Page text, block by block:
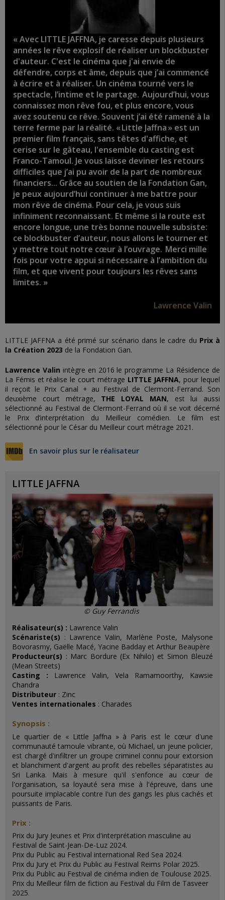
« Avec LITTLE JAFFNA, je caresse depuis plusieurs
années le rêve explosif de réaliser un blockbuster
d'auteur. C'est le cinéma que j'ai envie de
défendre, corps et âme, depuis que j’ai commencé
à écrire et à réaliser. Un cinéma tourné vers le
spectacle, l’intime et le partage. Aujourd’hui, vous
connaissez mon rêve fou, et plus encore, vous
avez soutenu ce rêve. Souvent j’ai été ramené à la
terre ferme par la réalité. « Little Jaffna » est un
premier film français, sans têtes d'affiche, et
cerise sur le gâteau, l'ensemble du casting est
Franco-Tamoul. Je vous laisse deviner les retours
difficiles que j’ai pu avoir de la part de nombreux
financiers… Grâce au soutien de la Fondation Gan,
je peux aujourd’hui continuer à me battre pour
mon rêve de cinéma. Pour cela, je vous suis
infiniment reconnaissant. Et même si la route est
encore longue, une très bonne nouvelle subsiste:
ce blockbuster d’auteur, nous allons le tourner et
y mettre tout notre cœur à l’ouvrage. Merci mille
fois pour votre appui si nécessaire à l’ambition du
film, et que vivent pour toujours les rêves sans
limites. »
Lawrence Valin
LITTLE JAFFNA a été primé sur scénario dans le cadre du Prix à
la Création 2023 de la Fondation Gan.
Lawrence Valin intègre en 2016 le programme La Résidence de
La Fémis et réalise le court métrage LITTLE JAFFNA, pour lequel
il reçoit le Prix Canal + au Festival de Clermont-Ferrand. Son
deuxième court métrage, THE LOYAL MAN, est lui aussi
sélectionné au Festival de Clermont-Ferrand où il se voit décerné
le Prix d’interprétation du Meilleur comédien. Le film est
sélectionné pour le César du Meilleur court métrage 2021.
En savoir plus sur le réalisateur
LITTLE JAFFNA
© Guy Ferrandis
Réalisateur(s) : Lawrence Valin
Scénariste(s) : Lawrence Valin, Marlène Poste, Malysone
Bovorasmy, Gaëlle Macé, Yacine Badday et Arthur Beaupère
Producteur(s) : Marc Bordure (Ex Nihilo) et Simon Bleuzé
(Mean Streets)
Casting : Lawrence Valin, Vela Ramamoorthy, Kawsie
Chandra
Distributeur : Zinc
Ventes internationales : Charades
Synopsis :
Le quartier de « Little Jaffna » à Paris est le cœur d'une
communauté tamoule vibrante, où Michael, un jeune policier,
est chargé d'infiltrer un groupe criminel connu pour extorsion
et blanchiment d'argent au profit des rebelles séparatistes au
Sri Lanka. Mais à mesure qu'il s'enfonce au cœur de
l'organisation, sa loyauté sera mise à l'épreuve, dans une
poursuite implacable contre l'un des gangs les plus cachés et
puissants de Paris.
Prix :
Prix du Jury Jeunes et Prix d'interprétation masculine au
Festival de Saint-Jean-De-Luz 2024.
Prix du Public au Festival international Red Sea 2024.
Prix du Jury et Prix du Public au Festival Reims Polar 2025.
Prix du Public au Festival de cinéma indien de Toulouse 2025.
Prix du Meilleur film de fiction au Festival du Film de Tasveer
2025.